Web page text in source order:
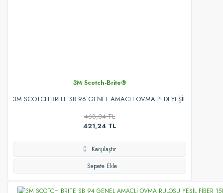
3M Scotch-Brite®
3M SCOTCH BRITE SB 96 GENEL AMACLI OVMA PEDI YEŞİL
468,04 TL
421,24 TL
Karşılaştır
Sepete Ekle